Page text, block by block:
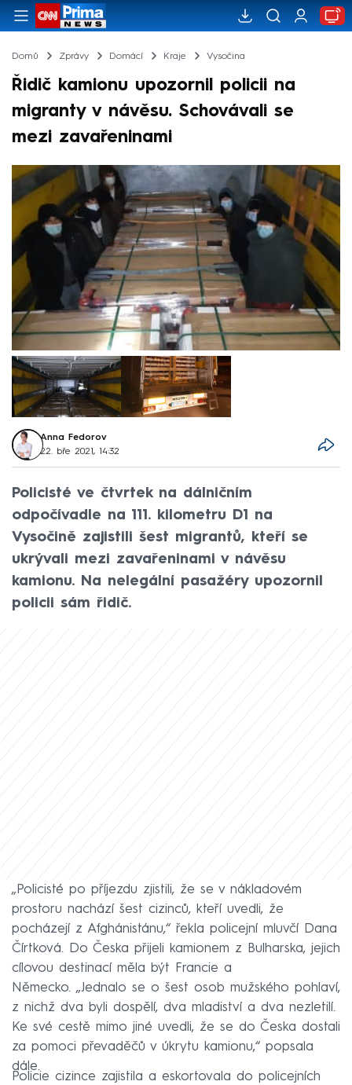
Domů Zprávy Domácí Kraje Vysočina
Řidič kamionu upozornil policii na
migranty v návěsu. Schovávali se
mezi zavařeninami
Anna Fedorov
22. bře 2021, 14:32
Policisté ve čtvrtek na dálničním
odpočívadle na 111. kilometru D1 na
Vysočině zajistili šest migrantů, kteří se
ukrývali mezi zavařeninami v návěsu
kamionu. Na nelegální pasažéry upozornil
policii sám řidič.
„Policisté po příjezdu zjistili, že se v nákladovém
prostoru nachází šest cizinců, kteří uvedli, že
pocházejí z Afghánistánu,“ řekla policejní mluvčí Dana
Čírtková. Do Česka přijeli kamionem z Bulharska, jejich
cílovou destinací měla být Francie a
Německo. „Jednalo se o šest osob mužského pohlaví,
z nichž dva byli dospělí, dva mladiství a dva nezletilí.
Ke své cestě mimo jiné uvedli, že se do Česka dostali
za pomoci převaděčů v úkrytu kamionu,“ popsala
dále.
Policie cizince zajistila a eskortovala do policejních